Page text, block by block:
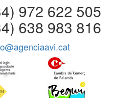
972 622 505
638 983 816